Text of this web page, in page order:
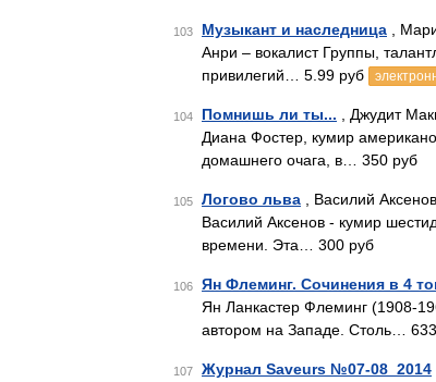
103 Музыкант и наследница ,
Анри – вокалист Группы,
привилегий… 5.99 руб
104 Помнишь ли ты... , Джудит
Диана Фостер, кумир
домашнего очага, в… 350 руб
105 Логово льва , Василий
Василий Аксенов - кумир
времени. Эта… 300 руб
106 Ян Флеминг. Сочинения в 4
Ян Ланкастер Флеминг (1908-
автором на Западе. Столь…
107 Журнал Saveurs №07-08_2014